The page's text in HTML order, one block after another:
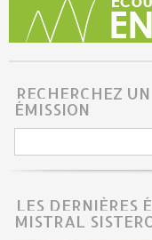
RECHERCHEZ
ÉMISSION
LES DERNIÈRES
MISTRAL